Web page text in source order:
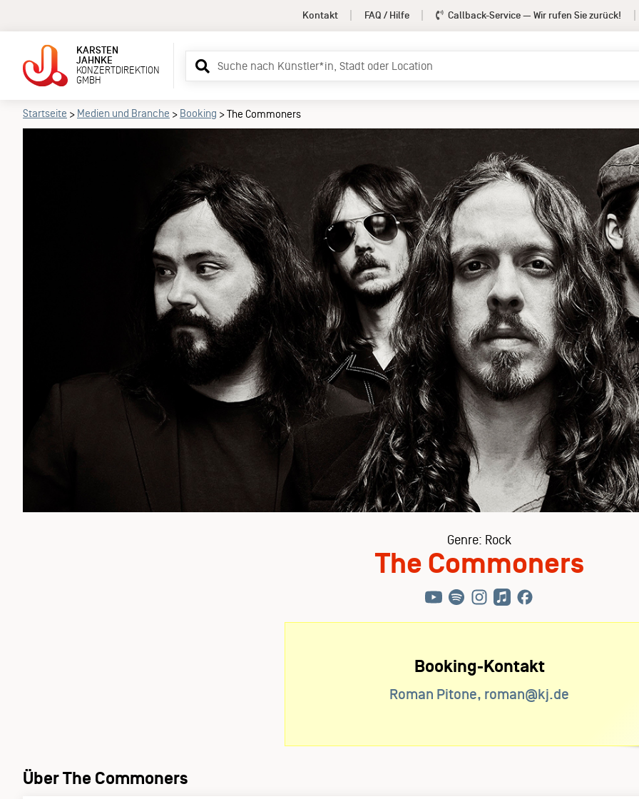
Kontakt FAQ / Hilfe Callback-Service — Wir rufen Sie zurück!
KARSTEN
JAHNKE
KONZERTDIREKTION
GMBH
Suchbegriff
eingeben
Startseite > Medien und Branche > Booking >The Commoners
Genre: Rock
The Commoners
Booking-Kontakt
Roman Pitone, roman@kj.de
Über The Commoners